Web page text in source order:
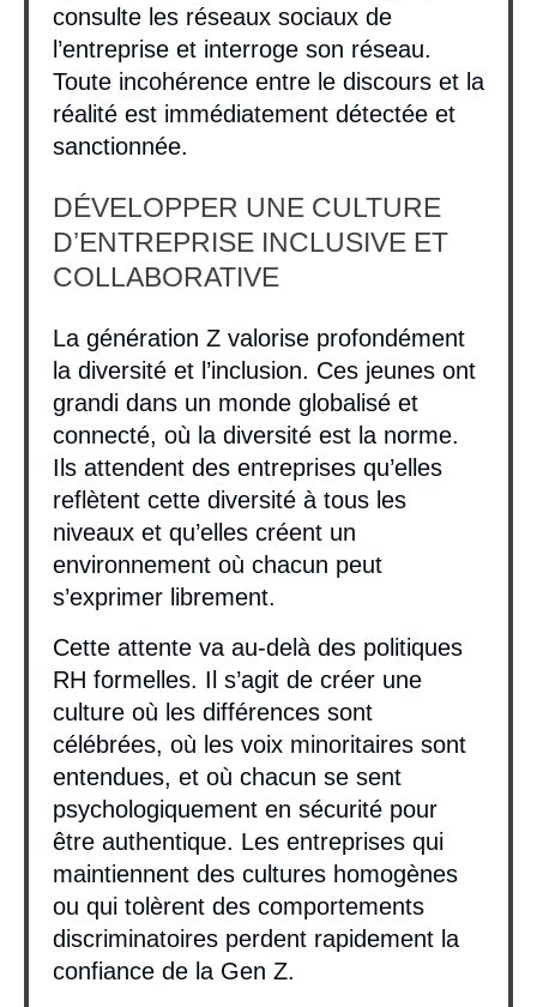
consulte les réseaux sociaux de
l’entreprise et interroge son réseau.
Toute incohérence entre le discours et la
réalité est immédiatement détectée et
sanctionnée.
DÉVELOPPER UNE CULTURE
D’ENTREPRISE INCLUSIVE ET
COLLABORATIVE
La génération Z valorise profondément
la diversité et l’inclusion. Ces jeunes ont
grandi dans un monde globalisé et
connecté, où la diversité est la norme.
Ils attendent des entreprises qu’elles
reflètent cette diversité à tous les
niveaux et qu’elles créent un
environnement où chacun peut
s’exprimer librement.
Cette attente va au-delà des politiques
RH formelles. Il s’agit de créer une
culture où les différences sont
célébrées, où les voix minoritaires sont
entendues, et où chacun se sent
psychologiquement en sécurité pour
être authentique. Les entreprises qui
maintiennent des cultures homogènes
ou qui tolèrent des comportements
discriminatoires perdent rapidement la
confiance de la Gen Z.